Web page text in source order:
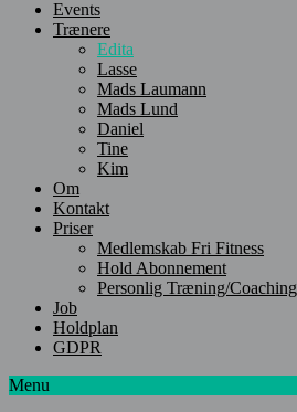
Events
Trænere
Edita
Lasse
Mads Laumann
Mads Lund
Daniel
Tine
Kim
Om
Kontakt
Priser
Medlemskab Fri Fitness
Hold Abonnement
Personlig Træning/Coaching
Job
Holdplan
GDPR
Menu